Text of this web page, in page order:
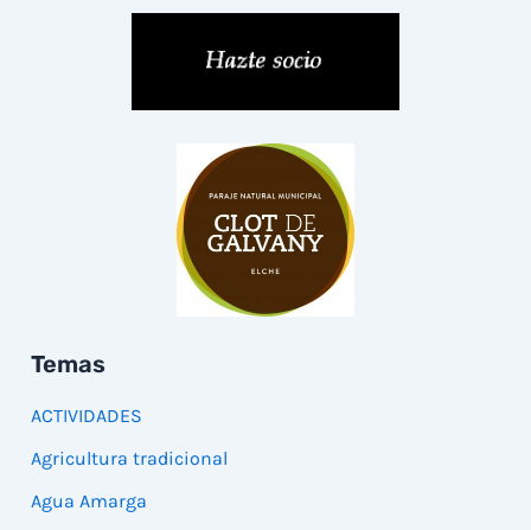
Temas
ACTIVIDADES
Agricultura tradicional
Agua Amarga